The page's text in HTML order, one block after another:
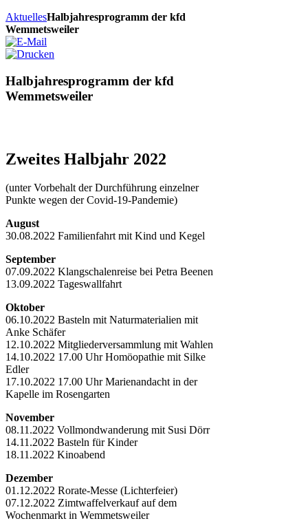
AktuellesHalbjahresprogramm der kfd
Wemmetsweiler
Halbjahresprogramm der kfd
Wemmetsweiler
Zweites Halbjahr 2022
(unter Vorbehalt der Durchführung einzelner
Punkte wegen der Covid-19-Pandemie)
August
30.08.2022 Familienfahrt mit Kind und Kegel
September
07.09.2022 Klangschalenreise bei Petra Beenen
13.09.2022 Tageswallfahrt
Oktober
06.10.2022 Basteln mit Naturmaterialien mit
Anke Schäfer
12.10.2022 Mitgliederversammlung mit Wahlen
14.10.2022 17.00 Uhr Homöopathie mit Silke
Edler
17.10.2022 17.00 Uhr Marienandacht in der
Kapelle im Rosengarten
November
08.11.2022 Vollmondwanderung mit Susi Dörr
14.11.2022 Basteln für Kinder
18.11.2022 Kinoabend
Dezember
01.12.2022 Rorate-Messe (Lichterfeier)
07.12.2022 Zimtwaffelverkauf auf dem
Wochenmarkt in Wemmetsweiler